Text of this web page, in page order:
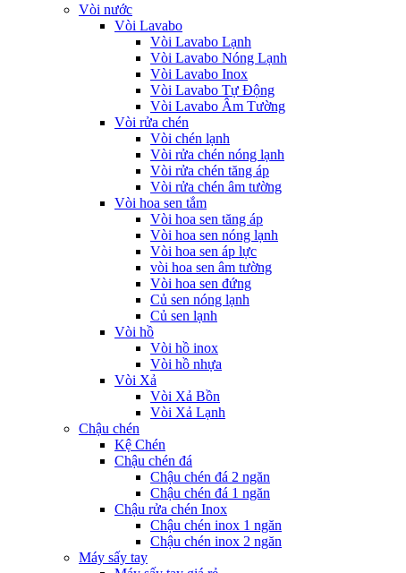
Vòi nước
Vòi Lavabo
Vòi Lavabo Lạnh
Vòi Lavabo Nóng Lạnh
Vòi Lavabo Inox
Vòi Lavabo Tự Động
Vòi Lavabo Âm Tường
Vòi rửa chén
Vòi chén lạnh
Vòi rửa chén nóng lạnh
Vòi rửa chén tăng áp
Vòi rửa chén âm tường
Vòi hoa sen tắm
Vòi hoa sen tăng áp
Vòi hoa sen nóng lạnh
Vòi hoa sen áp lực
vòi hoa sen âm tường
Vòi hoa sen đứng
Củ sen nóng lạnh
Củ sen lạnh
Vòi hồ
Vòi hồ inox
Vòi hồ nhựa
Vòi Xả
Vòi Xả Bồn
Vòi Xả Lạnh
Chậu chén
Kệ Chén
Chậu chén đá
Chậu chén đá 2 ngăn
Chậu chén đá 1 ngăn
Chậu rửa chén Inox
Chậu chén inox 1 ngăn
Chậu chén inox 2 ngăn
Máy sấy tay